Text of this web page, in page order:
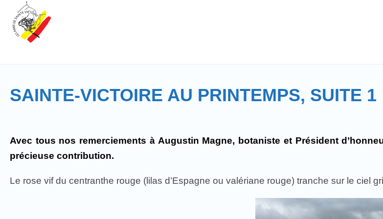
SAINTE-VICTOIRE AU PRINTEMPS, SUITE 1
Avec tous nos remerciements à Augustin Magne, botaniste et Président
précieuse contribution.
Le rose vif du centranthe rouge (lilas d’Espagne ou valériane rouge) tranche sur le ciel